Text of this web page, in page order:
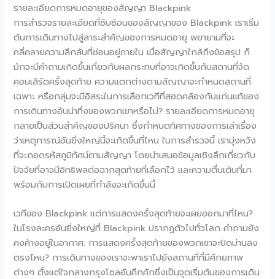
รายละเอียดการหมดอายุของสัญญา Blackpink
การสำรวจรายละเอียดที่ซับซ้อนของสัญญาของ Blackpink เราเริ่ม
ต้นการเดินทางไปสู่สาระสำคัญของการหมดอายุ พยายามที่จะ
คลี่คลายความลึกลับที่ซ่อนอยู่ภายใน เมื่อสัญญาใกล้ถึงข้อสรุป ก็
มักจะมีคำถามเกิดขึ้นเกี่ยวกับผลกระทบที่อาจเกิดขึ้นกับสถานที่จัด
คอนเสิร์ตครั้งสุดท้าย ความแตกต่างตามสัญญาจะกำหนดสถานที่
เฉพาะ หรือกลุ่มจะมีอิสระในการเลือกเวทีที่สอดคล้องกับแก่นแท้ของ
การเดินทางอันน่าทึ่งของพวกเขาหรือไม่? รายละเอียดการหมดอายุ
กลายเป็นส่วนสำคัญของปริศนา ซึ่งกำหนดทิศทางของการเล่าเรื่อง
ว่าเหตุการณ์อันยิ่งใหญ่นี้จะเกิดขึ้นที่ไหน ในการสำรวจนี้ เรามุ่งหวัง
ที่จะถอดรหัสภูมิทัศน์ตามสัญญา โดยนำเสนอข้อมูลเชิงลึกเกี่ยวกับ
ปัจจัยที่อาจมีอิทธิพลต่อฉากสุดท้ายที่เลือกไว้ และความตื่นเต้นที่มา
พร้อมกับการเปิดเผยที่กำลังจะเกิดขึ้นนี้
เวทีของ Blackpink แต่การแสดงครั้งสุดท้ายจะเผยออกมาที่ไหน?
ในโรงละครอันยิ่งใหญ่ที่ Blackpink ปรากฏตัวไปทั่วโลก คำถามยัง
คงค้างอยู่ในอากาศ: การแสดงครั้งสุดท้ายของพวกเขาจะปิดม่านลง
ตรงไหน? การเดินทางของเราจะพาเราไปยังสถานที่ที่มีศักยภาพ
ต่างๆ ตั้งแต่ใจกลางกรุงโซลอันคึกคักซึ่งเป็นจุดเริ่มต้นของการเดิน